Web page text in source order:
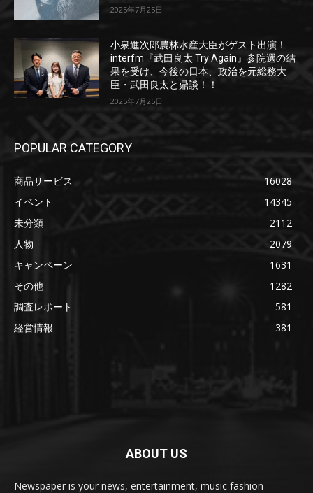
2025年7月25日
小泉進次郎農林水産大臣がゲスト出演！
interfm『武田良太 Try Again』参院選の結
果を受け、今後の日本、政治を元総務大
臣・武田良太と鼎談！！
2025年7月25日
POPULAR CATEGORY
商品サービス
16028
イベント
14345
未分類
2112
人物
2079
キャンペーン
1631
その他
1282
調査レポート
581
経営情報
381
ABOUT US
Newspaper is your news, entertainment, music fashion